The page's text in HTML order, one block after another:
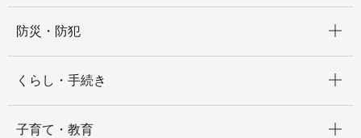
防災・防犯
くらし・手続き
子育て・教育